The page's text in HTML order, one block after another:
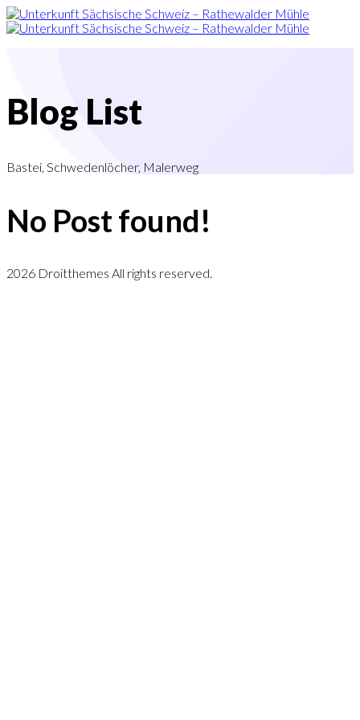
Blog List
Bastei, Schwedenlöcher, Malerweg
No Post found!
2026 Droitthemes All rights reserved.